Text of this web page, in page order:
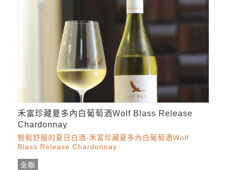
禾富珍藏夏多內白葡萄酒Wolf Blass Release
Chardonnay
輕鬆舒服的夏日白酒-禾富珍藏夏多內白葡萄酒Wolf
Blass Release Chardonnay
全聯